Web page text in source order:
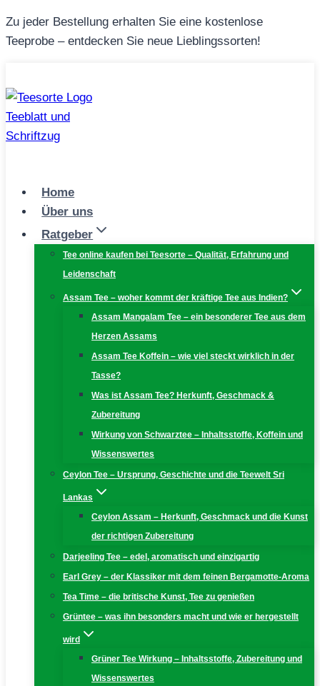
Zum
Inhalt
Zu jeder Bestellung erhalten Sie eine kostenlose
Teeprobe – entdecken Sie neue Lieblingssorten!
Home
Über uns
Ratgeber
Tee online kaufen bei Teesorte – Qualität, Erfahrung und
Leidenschaft
Assam Tee – woher kommt der kräftige Tee aus Indien?
Assam Mangalam Tee – ein besonderer Tee aus dem
Herzen Assams
Assam Tee Koffein – wie viel steckt wirklich in der
Tasse?
Was ist Assam Tee? Herkunft, Geschmack &
Zubereitung
Wirkung von Schwarztee – Inhaltsstoffe, Koffein und
Wissenswertes
Ceylon Tee – Ursprung, Geschichte und die Teewelt Sri
Lankas
Ceylon Assam – Herkunft, Geschmack und die Kunst
der richtigen Zubereitung
Darjeeling Tee – edel, aromatisch und einzigartig
Earl Grey – der Klassiker mit dem feinen Bergamotte-Aroma
Tea Time – die britische Kunst, Tee zu genießen
Grüntee – was ihn besonders macht und wie er hergestellt
wird
Grüner Tee Wirkung – Inhaltsstoffe, Zubereitung und
Wissenswertes